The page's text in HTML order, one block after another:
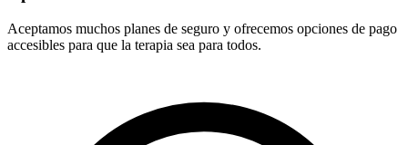
Aceptamos muchos planes de seguro y ofrecemos opciones de pago
accesibles para que la terapia sea para todos.